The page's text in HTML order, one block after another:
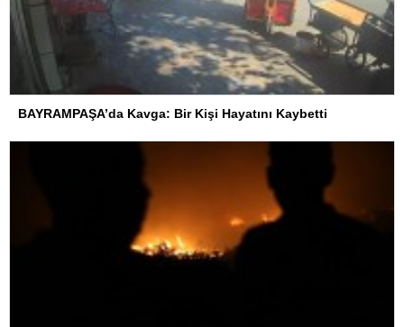
BAYRAMPAŞA’da Kavga: Bir Kişi Hayatını Kaybetti